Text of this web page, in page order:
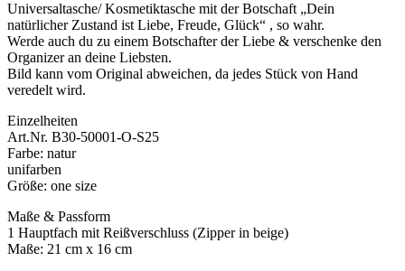
Universaltasche/ Kosmetiktasche mit der Botschaft „Dein
natürlicher Zustand ist Liebe, Freude, Glück“ , so wahr.
Werde auch du zu einem Botschafter der Liebe & verschenke den
Organizer an deine Liebsten.
Bild kann vom Original abweichen, da jedes Stück von Hand
veredelt wird.
Einzelheiten
Art.Nr. B30-50001-O-S25
Farbe: natur
unifarben
Größe: one size
Maße & Passform
1 Hauptfach mit Reißverschluss (Zipper in beige)
Maße: 21 cm x 16 cm